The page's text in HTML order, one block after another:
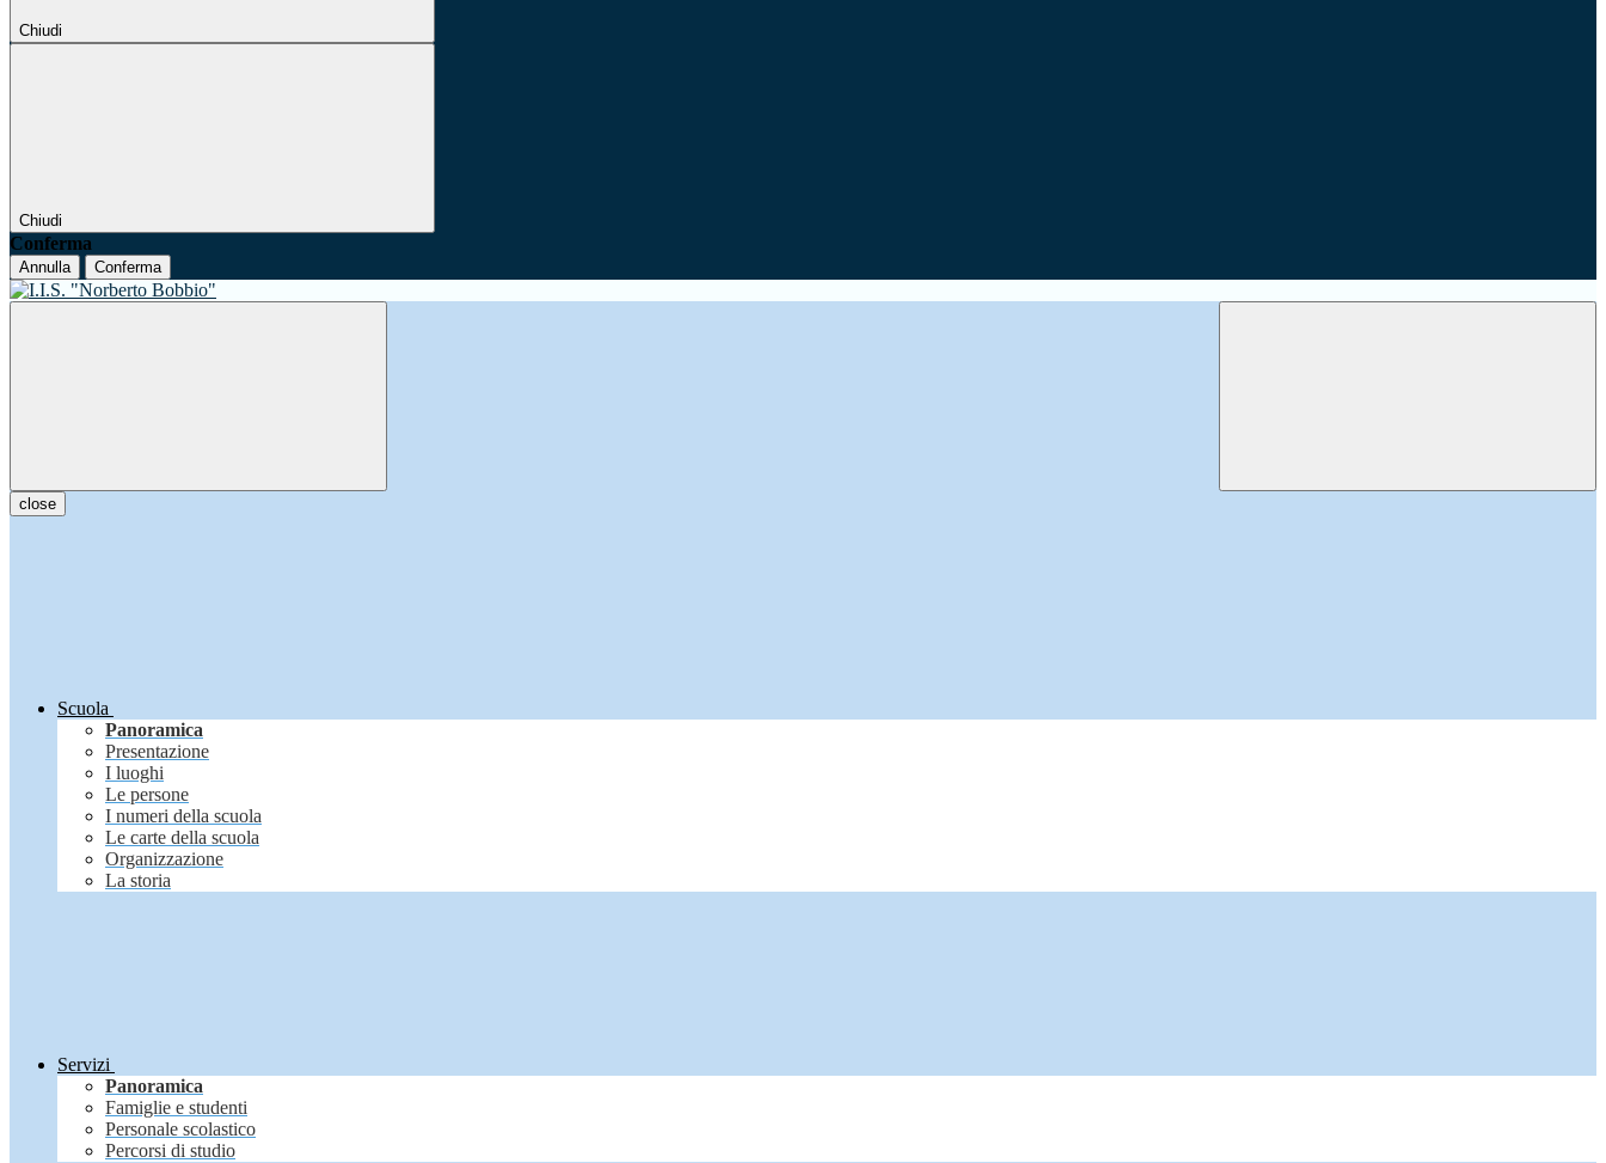
Chiudi
Chiudi
Conferma
Annulla Conferma
close
Scuola
Panoramica
Presentazione
I luoghi
Le persone
I numeri della scuola
Le carte della scuola
Organizzazione
La storia
Servizi
Panoramica
Famiglie e studenti
Personale scolastico
Percorsi di studio